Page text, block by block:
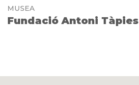
MUSEA
Fundació Antoni Tàpies